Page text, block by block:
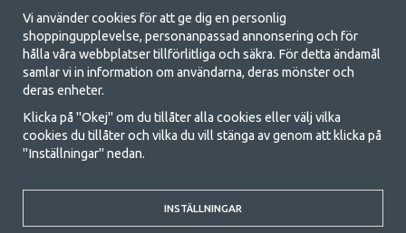
GetCamping.se - Din butik för camping
och uteliv
Att campa kan antingen vara en livsstil eller ett sätt att samla familjen
för ett gemensamt äventyr. Oavsett vilken kategori du tillhör hittar du
med att campa så därför erbjuder vi riktigt bra priser på familjetält,
husvagnstält och all annan utrustning för camping och friluftsliv. Vårt
mål är att i varje priskategori erbjuda den bästa campingutrustningen
Vi använder cookies för att ge dig en personlig
shoppingupplevelse, personanpassad annonsering och för
hålla våra webbplatser tillförlitliga och säkra. För detta ändamål
samlar vi in information om användarna, deras mönster och
deras enheter.
Klicka på "Okej" om du tillåter alla cookies eller välj vilka
cookies du tillåter och vilka du vill stänga av genom att klicka på
"Inställningar" nedan.
INSTÄLLNINGAR